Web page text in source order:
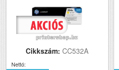
Cikkszám:CC532A
Nettó: